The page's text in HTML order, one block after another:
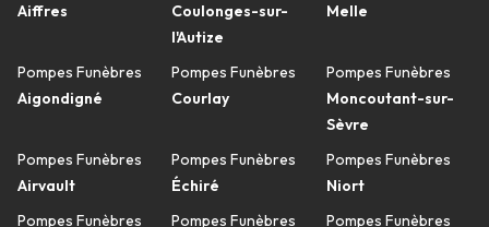
Aiffres
Pompes Funèbres
Aigondigné
Pompes Funèbres
Airvault
Pompes Funèbres
Coulonges-sur-
l'Autize
Pompes Funèbres
Courlay
Pompes Funèbres
Échiré
Pompes Funèbres
Melle
Pompes Funèbres
Moncoutant-sur-
Sèvre
Pompes Funèbres
Niort
Pompes Funèbres